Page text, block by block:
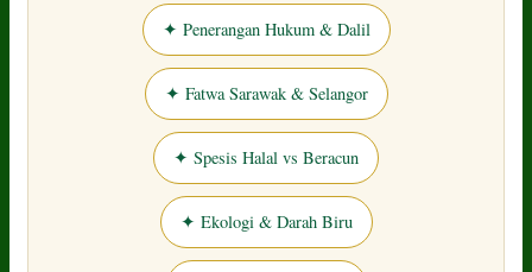
✦ Penerangan Hukum & Dalil
✦ Fatwa Sarawak & Selangor
✦ Spesis Halal vs Beracun
✦ Ekologi & Darah Biru